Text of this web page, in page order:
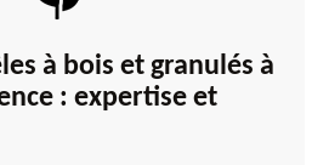
à bois et granulés à
: expertise et